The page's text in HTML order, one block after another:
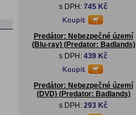
s DPH: 745 Kč
Predátor: Nebezpečné území
(Blu-ray) (Predator: Badlands)
s DPH: 439 Kč
Predátor: Nebezpečné území
(DVD) (Predator: Badlands)
s DPH: 293 Kč